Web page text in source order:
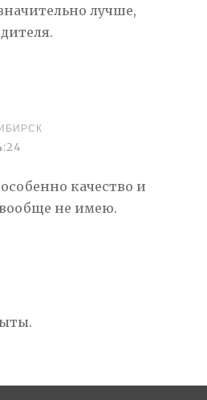
лучше,
качество и
не имею.